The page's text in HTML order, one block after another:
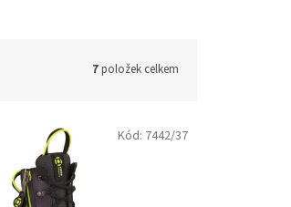
7položek celkem
Kód: 7442/37